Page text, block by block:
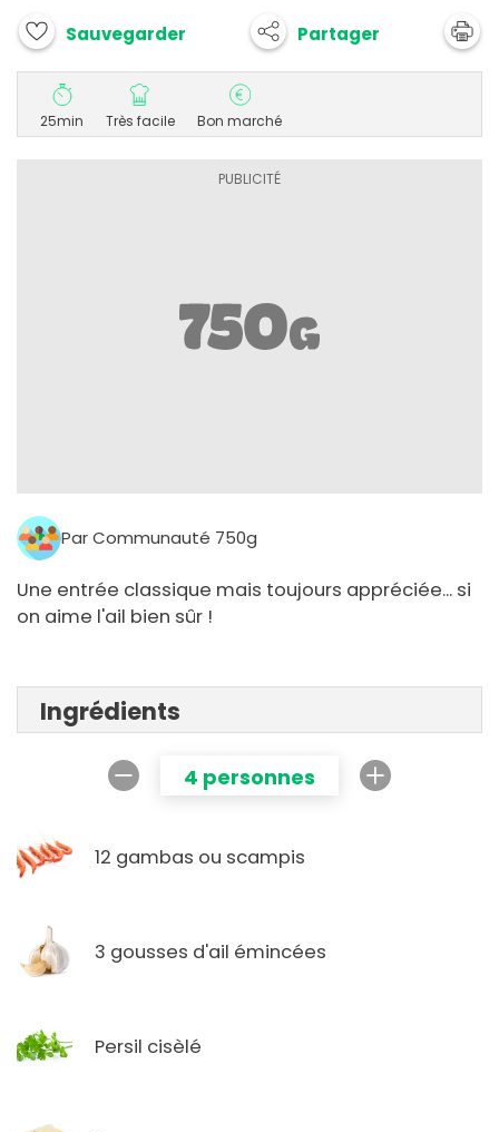
Sauvegarder Partager
25min Très facile Bon marché
Par Communauté 750g
Une entrée classique mais toujours appréciée... si
on aime l'ail bien sûr !
Ingrédients
4 personnes
12 gambas ou scampis
3 gousses d'ail émincées
Persil cisèlé